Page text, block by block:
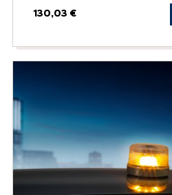
130,03 €